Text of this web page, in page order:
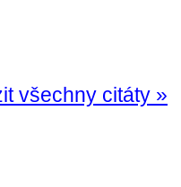
všechny citáty »